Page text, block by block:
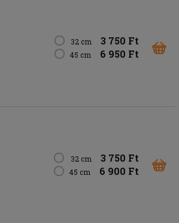
32 cm 3 750 Ft
45 cm 6 950 Ft
32 cm 3 750 Ft
45 cm 6 900 Ft